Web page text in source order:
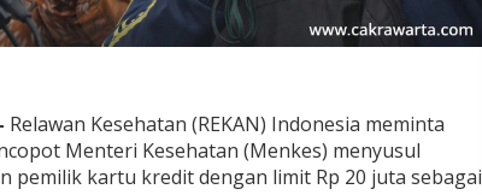
Relawan Kesehatan (REKAN) Indonesia meminta
Menteri Kesehatan (Menkes) menyusul
pemilik kartu kredit dengan limit Rp 20 juta sebagai